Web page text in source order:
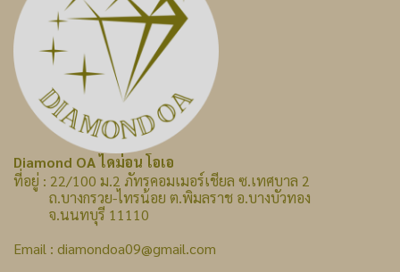
Diamond OA ไดม่อน โอเอ
ที่อยู่ : 22/100 ม.2 ภัทรคอมเมอร์เชียล ซ.เทศบาล 2
ถ.บางกรวย-ไทรน้อย ต.พิมลราช อ.บางบัวทอง
จ.นนทบุรี 11110
Email : diamondoa09@gmail.com